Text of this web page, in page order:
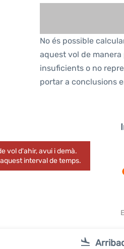
No és possible
aquest vol de
insuficients o no
portar a conclusions
vol d'ahir, avui i demà.
interval de temps.